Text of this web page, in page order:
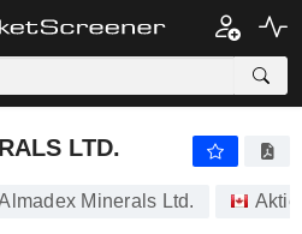
LTD.
Minerals Ltd.